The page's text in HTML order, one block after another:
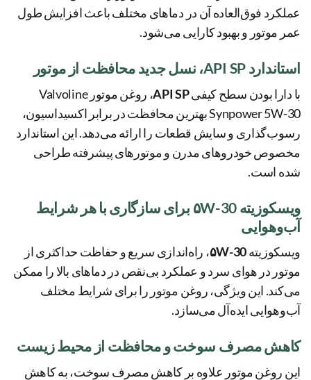
عملکرد فوق‌العاده آن در دماهای مختلف باعث افزایش طول
عمر موتور و بهبود کارایی می‌شود.
استاندارد API SP، نسل جدید محافظت از موتور
با دارا بودن سطح کیفیAPI SP
، روغن موتور Valvoline
Synpower 5W-30 بهترین محافظت در برابر اکسیداسیون،
رسوب‌گذاری و سایش قطعات را ارائه می‌دهد. این استاندارد
مخصوص خودروهای مدرن و موتورهای پیشرفته طراحی
شده است.
ویسکوزیته ۵W-30 برای سازگاری با هر شرایط
آب‌وهوایی
ویسکوزیته۵W-30، راه‌اندازی سریع و حفاظت حداکثری از
موتور در هوای سرد و عملکرد بی‌نقص در دماهای بالا را ممکن
می‌کند. این ویژگی، روغن موتور را برای شرایط مختلف
آب‌وهوایی ایده‌آل می‌سازد.
کاهش مصرف سوخت و محافظت از محیط زیست
این روغن موتور علاوه بر کاهش مصرف سوخت، به کاهش